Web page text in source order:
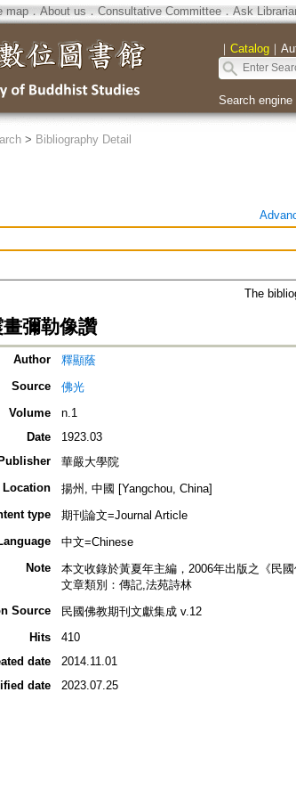
map．About us ． Consultative Committee． Ask
｜ Catalog｜
Search engine
> Bibliography Detail
The
彌勒像讚
Author
釋顯蔭
Source
佛光
Volume
n.1
Date
1923.03
Publisher
華嚴大學院
Location
揚州, 中國 [Yangchou, China]
type
期刊論文=Journal Article
中文=Chinese
Note
本文收錄於黃夏年主編，2006年出版之《民
文章類別：傳記,法苑詩林
Source
民國佛教期刊文獻集成 v.12
Hits
410
date
2014.11.01
date
2023.07.25